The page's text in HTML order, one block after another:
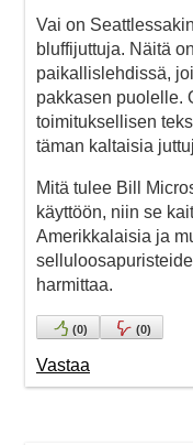
Vai on
bluffijuttuja. Näitä
paikallislehdissä,
pakkasen puolelle.
toimituksellisen
täman kaltaisia
Mitä tulee Bill
käyttöön, niin se
Amerikkalaisia ja
harmittaa.
(0) (0)
Vastaa